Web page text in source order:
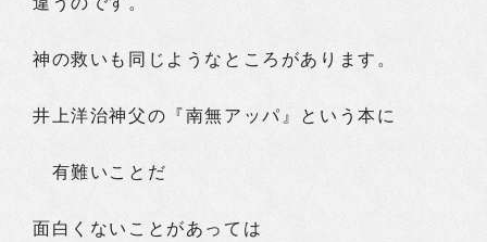
神の救いも同じようなところがあります。
井上洋治神父の『南無アッパ』という本に
有難いことだ
面白くないことがあっては